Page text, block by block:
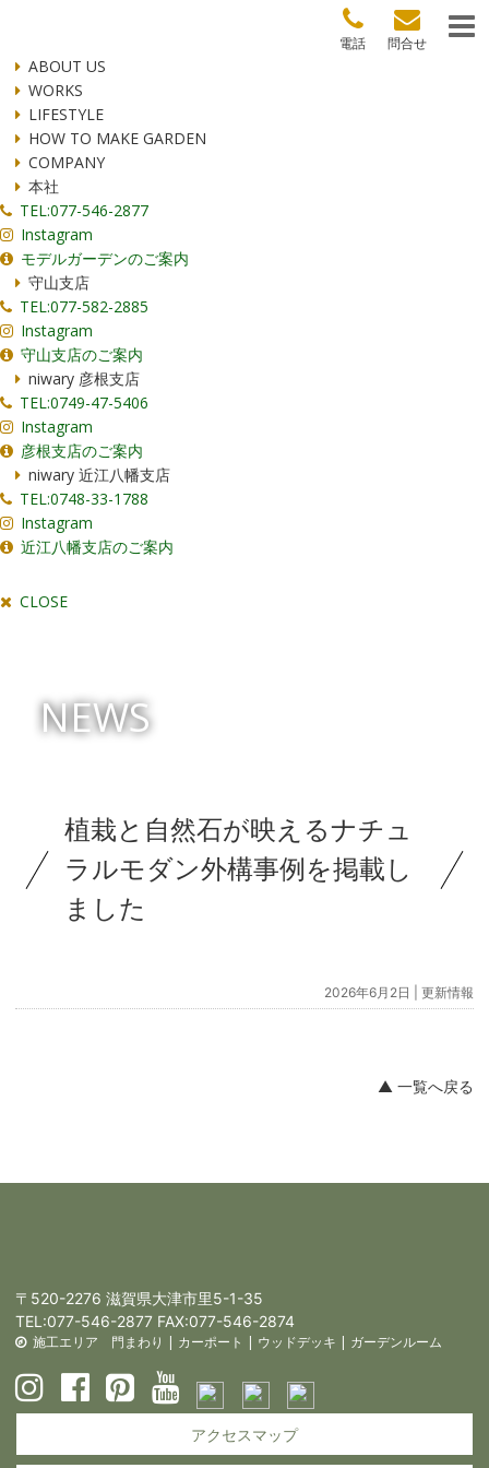
問合せ
電話
ABOUT US
WORKS
LIFESTYLE
HOW TO MAKE GARDEN
COMPANY
本社
TEL:077-546-2877
Instagram
モデルガーデンのご案内
守山支店
TEL:077-582-2885
Instagram
守山支店のご案内
niwary 彦根支店
TEL:0749-47-5406
Instagram
彦根支店のご案内
niwary 近江八幡支店
TEL:0748-33-1788
Instagram
近江八幡支店のご案内
CLOSE
NEWS
植栽と自然石が映えるナチュ
ラルモダン外構事例を掲載し
ました
2026年6月2日 | 更新情報
▲ 一覧へ戻る
〒520-2276 滋賀県大津市里5-1-35
TEL:077-546-2877 FAX:077-546-2874
施工エリア 門まわり | カーポート | ウッドデッキ | ガーデンルーム
アクセスマップ